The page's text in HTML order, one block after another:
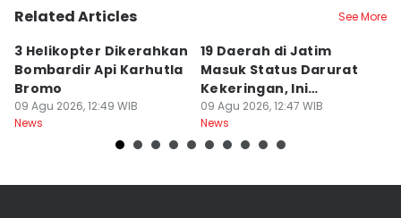
Related Articles See More
3 Helikopter Dikerahkan
Bombardir Api Karhutla
Bromo
09 Agu 2026, 12:49 WIB
News
19 Daerah di Jatim
Masuk Status Darurat
Kekeringan, Ini
Daftarnya
09 Agu 2026, 12:47 WIB
News